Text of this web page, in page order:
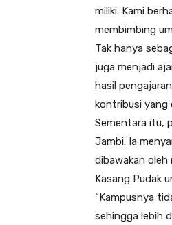
miliki. Kami
membimbing
Tak hanya
juga menjadi
hasil
kontribusi yang
Sementara itu,
Jambi. Ia
dibawakan oleh
Kasang Pudak
“Kampusnya
sehingga lebih